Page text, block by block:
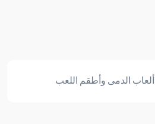
ألعاب الدمى وأطقم اللعب